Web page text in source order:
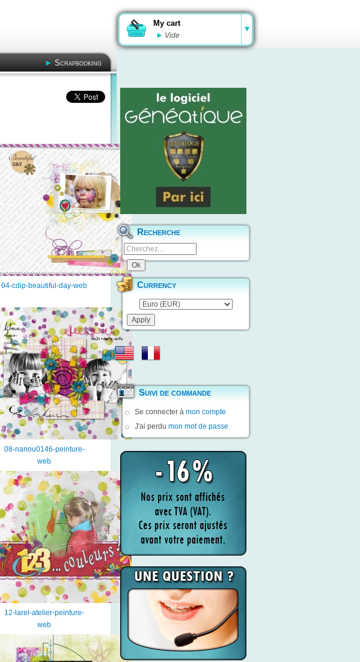
My cart
Vide
Scrapbooking
04-cdip-beautiful-day-web
08-nanou0146-peinture-
web
12-larel-atelier-peinture-
web
Recherche
Currency
Suivi de commande
Se connecter à mon compte
J'ai perdu mon mot de passe